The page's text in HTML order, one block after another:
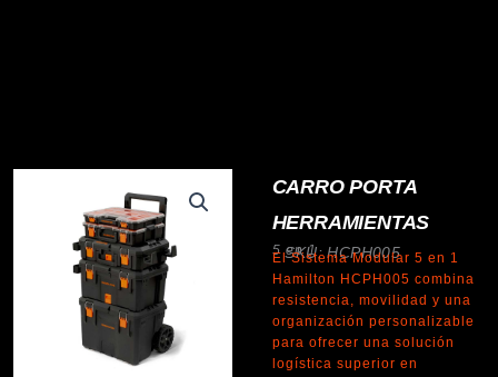
CARRO PORTA
HERRAMIENTAS
SKU: HCPH005
5 en 1
El Sistema Modular 5 en 1
Hamilton HCPH005 combina
resistencia, movilidad y una
organización personalizable
para ofrecer una solución
logística superior en